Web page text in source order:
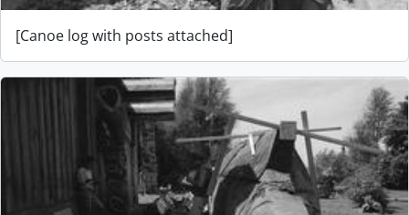
[Canoe log with posts attached]